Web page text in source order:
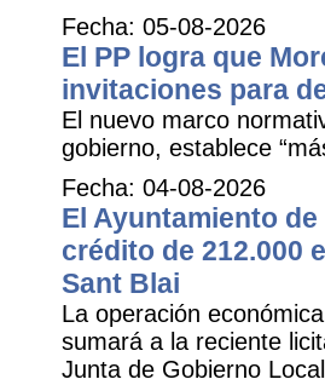
Fecha: 05-08-2026
El PP logra que
invitaciones para
El nuevo marco
gobierno, establece
Fecha: 04-08-2026
El Ayuntamiento
crédito de 212.000
Sant Blai
La operación
sumará a la reciente
Junta de Gobierno